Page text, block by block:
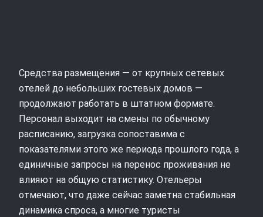
Средства размещения — от крупных сетевых
отелей до небольших гостевых домов —
продолжают работать в штатном формате.
Персонал выходит на смены по обычному
расписанию, загрузка сопоставима с
показателями этого же периода прошлого года, а
единичные запросы на перенос проживания не
влияют на общую статистику. Отельеры
отмечают, что даже сейчас заметна стабильная
динамика спроса, а многие туристы